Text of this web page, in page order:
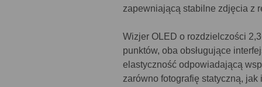
zapewniającą stabilne zdjęcia z
Wizjer OLED o rozdzielczości
punktów, oba obsługujące
elastyczność odpowiadającą
zarówno fotografię statyczną,